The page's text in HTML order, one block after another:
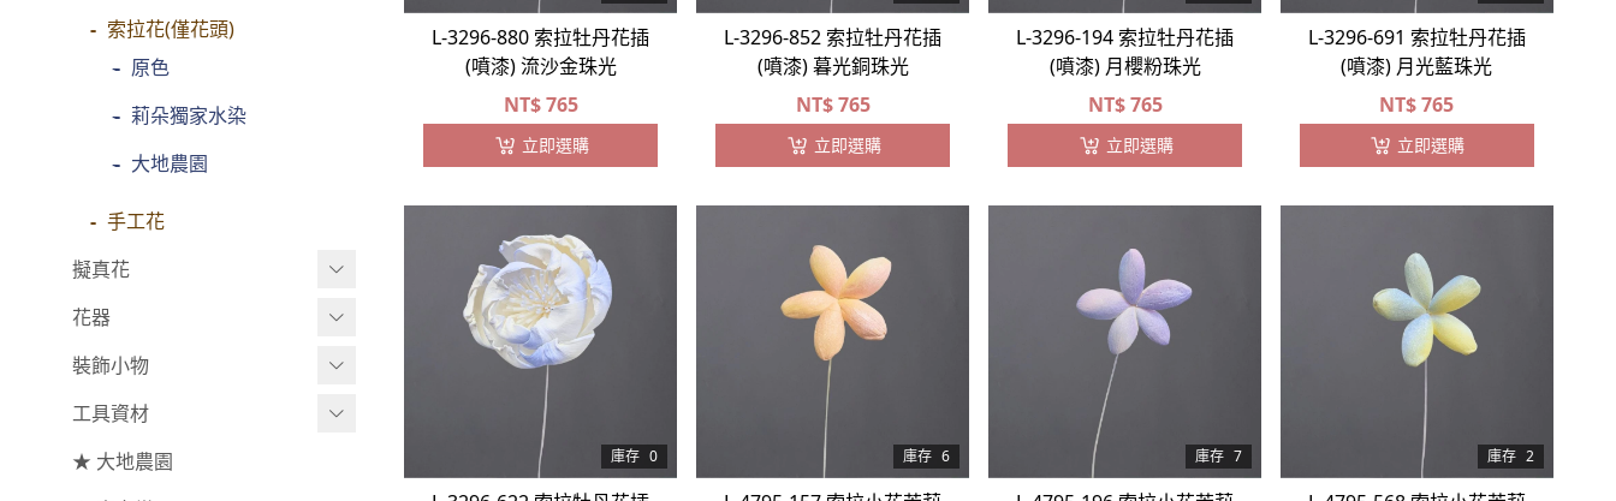
- 大玫瑰
- 中玫瑰
- 小玫瑰
- 迷你玫瑰
- 庭園玫瑰
-
主花
- 百日草⧸太陽花⧸菊花
- 蘭花⧸大理花
- 康乃馨
索拉花(僅花頭)
- 原色
- 莉朵獨家水染
- 大地農園
手工花
擬真花
盆栽⧸成品
綜合花束
主花
配花
花器
小型花器
中大型花器
鐘罩⧸花框
裝飾小物
裝飾⧸擺飾
花插
工具資材
工具⧸型錄
★ 大地農園
L-3296-880 索拉牡丹花插
(噴漆) 流沙金珠光
NT$765
立即選購
L-3296-852 索拉牡丹花插
(噴漆) 暮光銅珠光
NT$765
立即選購
L-3296-194 索拉牡丹花插
(噴漆) 月櫻粉珠光
NT$765
立即選購
L-3296-691 索拉牡丹花插
(噴漆) 月光藍珠光
NT$765
立即選購
庫存 0 庫存 6 庫存 7 庫存 2